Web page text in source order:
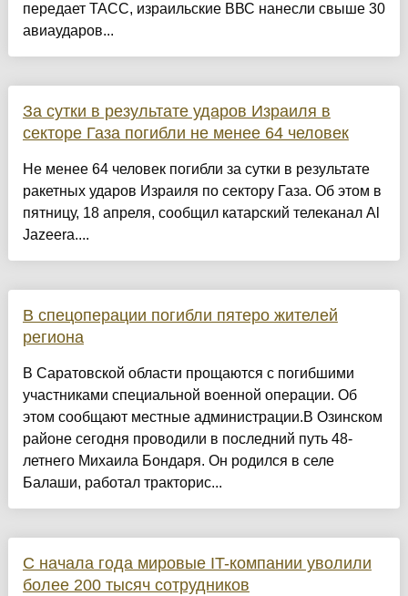
передает ТАСС, израильские ВВС нанесли свыше 30
авиаударов...
За сутки в результате ударов Израиля в
секторе Газа погибли не менее 64 человек
Не менее 64 человек погибли за сутки в результате
ракетных ударов Израиля по сектору Газа. Об этом в
пятницу, 18 апреля, сообщил катарский телеканал Al
Jazeera....
В спецоперации погибли пятеро жителей
региона
В Саратовской области прощаются с погибшими
участниками специальной военной операции. Об
этом сообщают местные администрации.В Озинском
районе сегодня проводили в последний путь 48-
летнего Михаила Бондаря. Он родился в селе
Балаши, работал тракторис...
С начала года мировые IT-компании уволили
более 200 тысяч сотрудников